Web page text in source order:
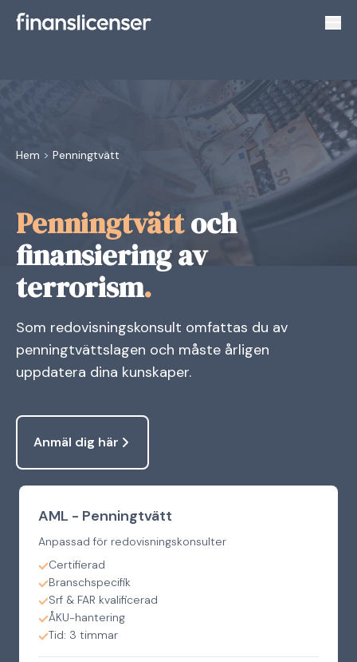
Hem > Penningtvätt
Penningtvättoch
finansiering av
terrorism.
Som redovisningskonsult omfattas du av
penningtvättslagen och måste årligen
uppdatera dina kunskaper.
Anmäl dig här
AML - Penningtvätt
Anpassad för redovisningskonsulter
Certifierad
Branschspecifik
Srf & FAR kvalificerad
ÅKU-hantering
Tid: 3 timmar